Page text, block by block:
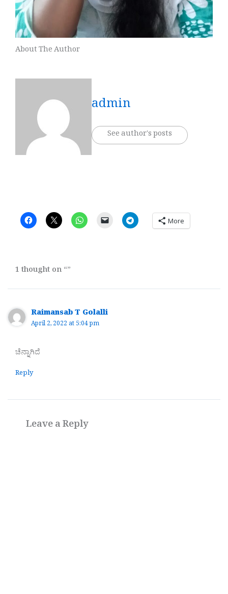
About The Author
admin
See author's posts
More
1 thought on “”
Raimansab T Golalli
April 2, 2022 at 5:04 pm
ಚೆನ್ನಾಗಿದೆ
Reply
Leave a Reply